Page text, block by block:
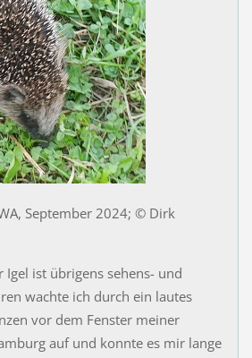
September 2024; © Dirk
Igel ist übrigens sehens- und
wachte ich durch ein lautes
vor dem Fenster meiner
auf und konnte es mir lange